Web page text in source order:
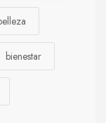
bienestar